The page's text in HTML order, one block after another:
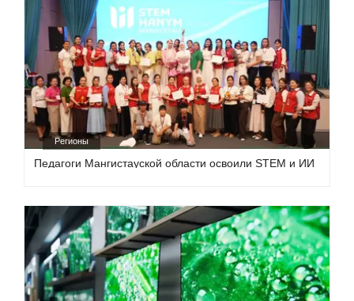
Регионы
Педагоги Мангистауской области освоили STEM и ИИ